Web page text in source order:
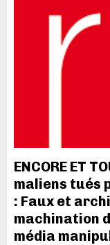
ENCORE ET
maliens tués
: Faux et
machination
média